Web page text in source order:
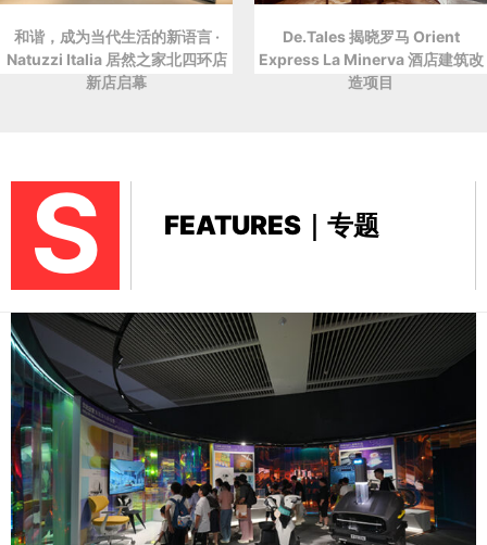
和谐，成为当代生活的新语言 ·
Natuzzi Italia 居然之家北四环店
新店启幕
De.Tales 揭晓罗马 Orient
Express La Minerva 酒店建筑改
造项目
S FEATURES｜专题